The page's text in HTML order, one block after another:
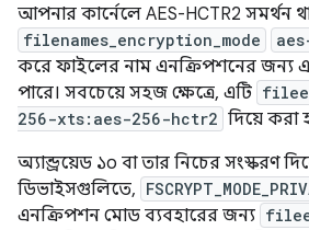
আপনার কার্নেলে AES-HCTR2 সমর্থন
filenames_encryption_mode
করে ফাইলের নাম এনক্রিপশনের জন্য
পারে। সবচেয়ে সহজ ক্ষেত্রে, এটি
256-xts:aes-256-hctr2 দিয়ে করা
অ্যান্ড্রয়েড ১০ বা তার নিচের সংস্করণ
ডিভাইসগুলিতে,
এনক্রিপশন মোড ব্যবহারের জন্য